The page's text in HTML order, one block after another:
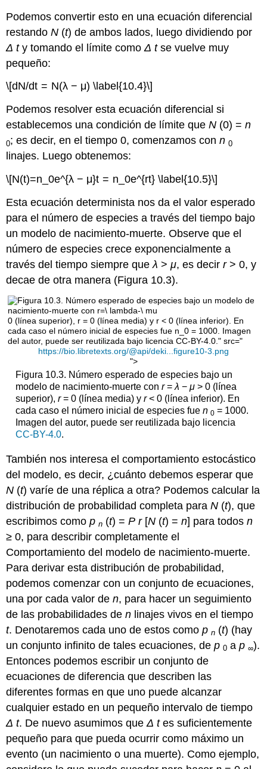
Podemos convertir esto en una ecuación diferencial
restandoN (t) de ambos lados, luego dividiendo por
Δ ty tomando el límite comoΔ tse vuelve muy
pequeño:
\[dN/dt = N(λ − μ) \label{10.4}\]
Podemos resolver esta ecuación diferencial si
establecemos una condición de límite queN (0) =n
0; es decir, en el tiempo 0, comenzamos conn 0
linajes. Luego obtenemos:
\[N(t)=n_0e^{λ − μ}t = n_0e^{rt} \label{10.5}\]
Esta ecuación determinista nos da el valor esperado
para el número de especies a través del tiempo bajo
un modelo de nacimiento-muerte. Observe que el
número de especies crece exponencialmente a
través del tiempo siempre queλ >μ, es decirr> 0, y
decae de otra manera (Figura 10.3).
0 (línea superior), r = 0 (línea media) y r < 0 (línea inferior). En
cada caso el número inicial de especies fue n_0 = 1000. Imagen
del autor, puede ser reutilizada bajo licencia CC-BY-4.0." src="
https://bio.libretexts.org/@api/deki...figure10-3.png
">
Figura 10.3. Número esperado de especies bajo un
modelo de nacimiento-muerte con r=λ − μ> 0 (línea
superior), r= 0 (línea media) y r< 0 (línea inferior). En
cada caso el número inicial de especies fue n 0= 1000.
Imagen del autor, puede ser reutilizada bajo licencia
CC-BY-4.0.
También nos interesa el comportamiento estocástico
del modelo, es decir, ¿cuánto debemos esperar que
N (t) varíe de una réplica a otra? Podemos calcular la
distribución de probabilidad completa paraN (t), que
escribimos comop n (t) =P r[N (t) =n] para todosn
≥ 0, para describir completamente el
Comportamiento del modelo de nacimiento-muerte.
Para derivar esta distribución de probabilidad,
podemos comenzar con un conjunto de ecuaciones,
una por cada valor den, para hacer un seguimiento
de las probabilidades den linajes vivos en el tiempo
t. Denotaremos cada uno de estos comop n (t) (hay
un conjunto infinito de tales ecuaciones, dep 0 ap ∞).
Entonces podemos escribir un conjunto de
ecuaciones de diferencia que describen las
diferentes formas en que uno puede alcanzar
cualquier estado en un pequeño intervalo de tiempo
Δ t. De nuevo asumimos queΔ tes suficientemente
pequeño para que pueda ocurrir como máximo un
evento (un nacimiento o una muerte). Como ejemplo,